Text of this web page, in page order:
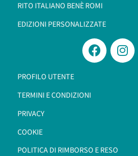
RITO ITALIANO BENÈ ROMI​
EDIZIONI PERSONALIZZATE
PROFILO UTENTE
TERMINI E CONDIZIONI
PRIVACY
COOKIE
POLITICA DI RIMBORSO E RESO